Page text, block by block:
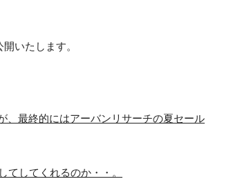
いたします。
、最終的にはアーバンリサーチの夏セール
してくれるのか・・。